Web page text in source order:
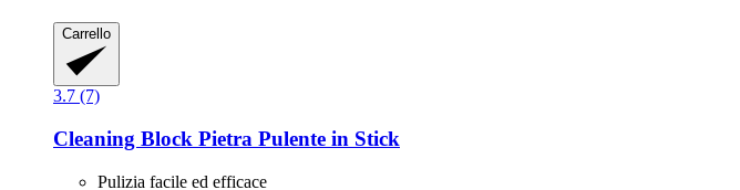
Carrello
3.7 (7)
Cleaning Block Pietra Pulente in Stick
Pulizia facile ed efficace